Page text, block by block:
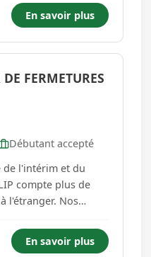
diplômée forte de
accompagne
En savoir plus
FERMETURES
Débutant accepté
de l'intérim et du
compte plus de
l'étranger. Nos
secteurs du gros
des travaux publics
En savoir plus